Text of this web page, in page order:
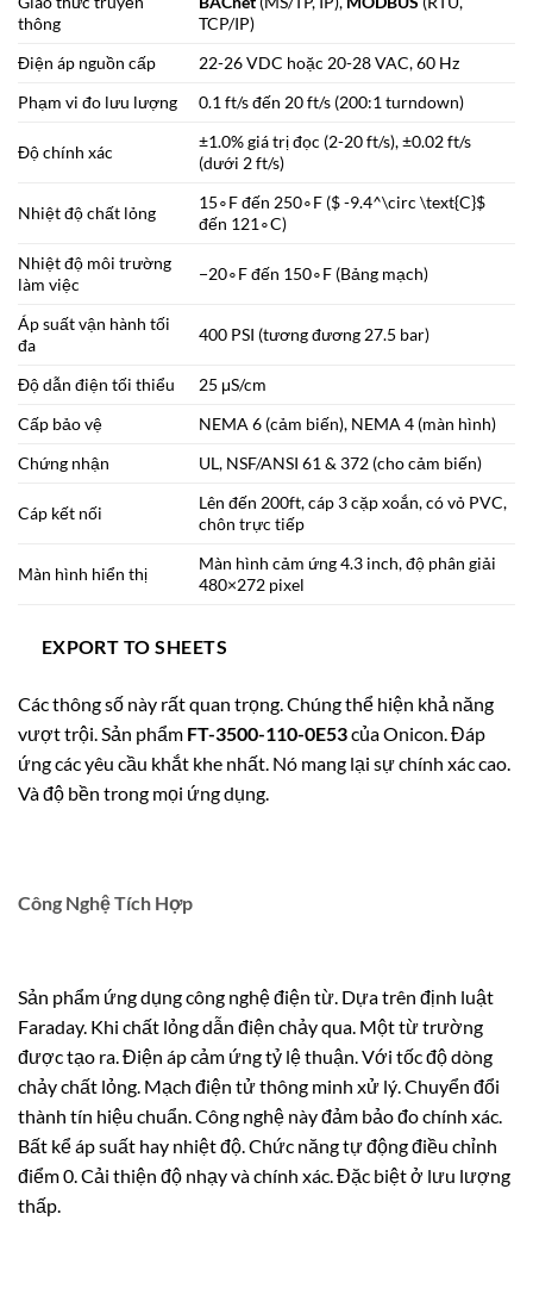
thông
TCP/IP)
Điện áp nguồn cấp
22-26 VDC hoặc 20-28 VAC, 60 Hz
Phạm vi đo lưu lượng
0.1 ft/s đến 20 ft/s (200:1 turndown)
Độ chính xác
±1.0%giá trị đọc (2-20 ft/s),±0.02ft/s
(dưới 2 ft/s)
Nhiệt độ chất lỏng
15∘Fđến 250∘F ($ -9.4^\circ \text{C}$
đến 121 ∘C)
Nhiệt độ môi trường
làm việc
−20∘Fđến 150∘F (Bảng mạch)
Áp suất vận hành tối
đa
400 PSI (tương đương 27.5 bar)
Độ dẫn điện tối thiểu 25 μS/cm
Cấp bảo vệ
NEMA 6 (cảm biến), NEMA 4 (màn hình)
Chứng nhận
UL, NSF/ANSI 61 & 372 (cho cảm biến)
Cáp kết nối
Lên đến 200ft, cáp 3 cặp xoắn, có vỏ PVC,
chôn trực tiếp
Màn hình hiển thị
Màn hình cảm ứng 4.3 inch, độ phân giải
480×272 pixel
EXPORT TO SHEETS
Các thông số này rất quan trọng. Chúng thể hiện khả năng
vượt trội. Sản phẩm FT-3500-110-0E53của Onicon. Đáp
ứng các yêu cầu khắt khe nhất. Nó mang lại sự chính xác cao.
Và độ bền trong mọi ứng dụng.
Công Nghệ Tích Hợp
Sản phẩm ứng dụng công nghệ điện từ. Dựa trên định luật
Faraday. Khi chất lỏng dẫn điện chảy qua. Một từ trường
được tạo ra. Điện áp cảm ứng tỷ lệ thuận. Với tốc độ dòng
chảy chất lỏng. Mạch điện tử thông minh xử lý. Chuyển đổi
thành tín hiệu chuẩn. Công nghệ này đảm bảo đo chính xác.
Bất kể áp suất hay nhiệt độ. Chức năng tự động điều chỉnh
điểm 0. Cải thiện độ nhạy và chính xác. Đặc biệt ở lưu lượng
thấp.